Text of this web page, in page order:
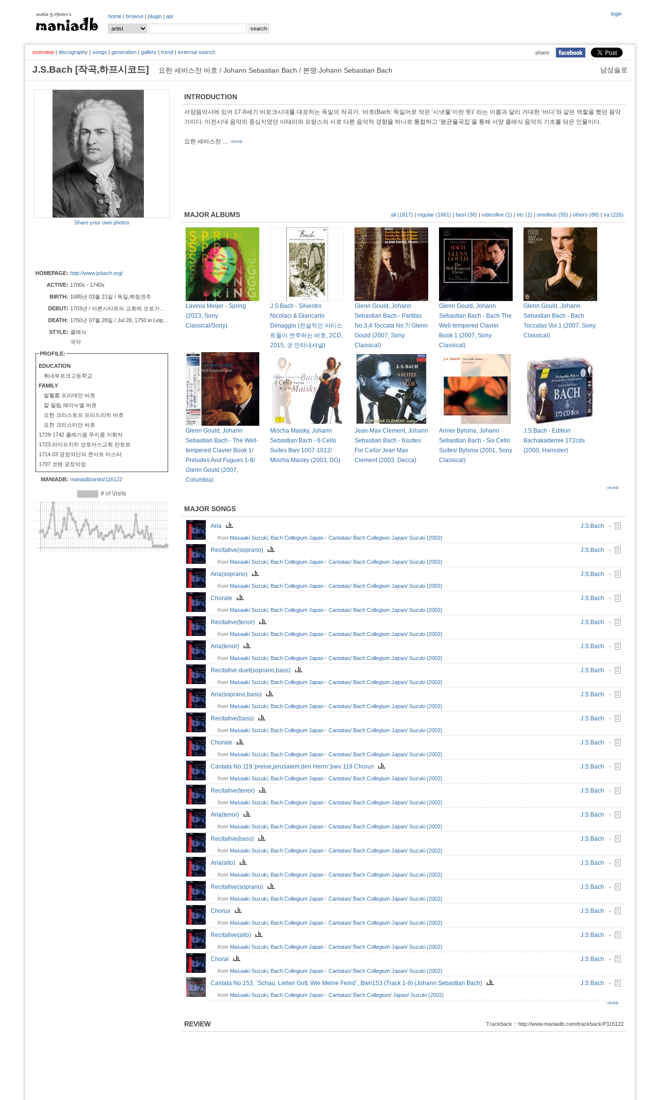
login
home | browse | plugin | api
share:
overview | discography | songs | generation | gallery | trend | external search
남성솔로
J.S.Bach [작곡,하프시코드] 요한 세바스찬 바흐 / Johann Sebastian Bach / 본명:Johann Sebastian Bach
Share your own photos
HOMEPAGE: http://www.jsbach.org/
ACTIVE: 1700s - 1740s
BIRTH: 1685년 03월 21일 / 독일,튀링겐주
DEBUT:
DEATH:
STYLE: 클래식
국악
PROFILE:
EDUCATION
뤼네부르크고등학교
FAMILY
빌헬름 프리데만 바흐
칼 필립 에마누엘 바흐
요한 크리스토프 프리드리히 바흐
요한 크리스티안 바흐
1729-1742 콜레기움 무지쿰 지휘자
1723 라이프치히 성토마스교회 칸토르
1714.03 궁정악단의 콘서트 마스터
1707 코텐 궁정악장
MANIADB: maniadb/artist/116122
INTRODUCTION
서양음악사에 있어 17-8세기 바로크시대를 대표하는 독일의 작곡가. ‘바흐(Bach: 독일어로 작은 ‘시냇물’이란 뜻)’ 라는 이름과 달리 거대한 ‘바다’와 같은 역할을 했던 음악
가이다. 이전시대 음악의 중심지였던 이태리와 프랑스의 서로 다른 음악적 경향을 하나로 통합하고 ‘평균율곡집’을 통해 서양 클래식 음악의 기초를 닦은 인물이다.
요한 세바스찬 ....
MAJOR ALBUMS all (1817) | regular (1661) | best (36) | video/live (1) | etc (1) | omnibus (55) | others (88) | va (226)
Lavinia Meijer - Spring
(2023, Sony
Classical/Sony)
J.S.Bach - Silvestro
Nicolaci & Giancarlo
Dimaggio (전설적인 아티스
트들이 연주하는 바흐, 2CD,
2015, 굿 인터내셔널)
Glenn Gould, Johann
Sebastian Bach - Partitas
No.3,4 Toccata No.7/ Glenn
Gould (2007, Sony
Classical)
Glenn Gould, Johann
Sebastian Bach - Bach The
Well-tempered Clavier
Book 1 (2007, Sony
Classical)
Glenn Gould, Johann
Sebastian Bach - Bach
Toccatas Vol.1 (2007, Sony
Classical)
Glenn Gould, Johann
Sebastian Bach - The Well-
tempered Clavier Book 1/
Preludes And Fugues 1-8/
Glenn Gould (2007,
Columbia)
Mischa Maisky, Johann
Sebastian Bach - 6 Cello
Suites Bwv 1007-1012/
Mischa Maisky (2003, DG)
Jean-Max Clement, Johann
Sebastian Bach - 6suites
For Cello/ Jean Max
Clement (2003, Decca)
Anner Bylsma, Johann
Sebastian Bach - Six Cello
Suites/ Bylsma (2001, Sony
Classical)
J.S.Bach - Edition
Bachakademie 172cds
(2000, Hanssler)
MAJOR SONGS
Aria J.S.Bach -
from Masaaki Suzuki, Bach Collegium Japan - Cantatas/ Bach Collegium Japan/ Suzuki (2002)
Recitative(soprano) J.S.Bach -
from Masaaki Suzuki, Bach Collegium Japan - Cantatas/ Bach Collegium Japan/ Suzuki (2002)
Aria(soprano) J.S.Bach -
from Masaaki Suzuki, Bach Collegium Japan - Cantatas/ Bach Collegium Japan/ Suzuki (2002)
Chorale J.S.Bach -
from Masaaki Suzuki, Bach Collegium Japan - Cantatas/ Bach Collegium Japan/ Suzuki (2002)
Recitative(tenor) J.S.Bach -
from Masaaki Suzuki, Bach Collegium Japan - Cantatas/ Bach Collegium Japan/ Suzuki (2002)
Aria(tenor) J.S.Bach -
from Masaaki Suzuki, Bach Collegium Japan - Cantatas/ Bach Collegium Japan/ Suzuki (2002)
Recitative.duet(soprano,bass) J.S.Bach -
from Masaaki Suzuki, Bach Collegium Japan - Cantatas/ Bach Collegium Japan/ Suzuki (2002)
Aria(soprano,bass) J.S.Bach -
from Masaaki Suzuki, Bach Collegium Japan - Cantatas/ Bach Collegium Japan/ Suzuki (2002)
Recitative(bass) J.S.Bach -
from Masaaki Suzuki, Bach Collegium Japan - Cantatas/ Bach Collegium Japan/ Suzuki (2002)
Chorale J.S.Bach -
from Masaaki Suzuki, Bach Collegium Japan - Cantatas/ Bach Collegium Japan/ Suzuki (2002)
Cantata No.119,'preise,jerusalem,den Herrn',bwv 119 Chorus J.S.Bach -
from Masaaki Suzuki, Bach Collegium Japan - Cantatas/ Bach Collegium Japan/ Suzuki (2002)
Recitative(tenor) J.S.Bach -
from Masaaki Suzuki, Bach Collegium Japan - Cantatas/ Bach Collegium Japan/ Suzuki (2002)
Aria(tenor) J.S.Bach -
from Masaaki Suzuki, Bach Collegium Japan - Cantatas/ Bach Collegium Japan/ Suzuki (2002)
Recitative(bass) J.S.Bach -
from Masaaki Suzuki, Bach Collegium Japan - Cantatas/ Bach Collegium Japan/ Suzuki (2002)
Aria(alto) J.S.Bach -
from Masaaki Suzuki, Bach Collegium Japan - Cantatas/ Bach Collegium Japan/ Suzuki (2002)
Recitative(soprano) J.S.Bach -
from Masaaki Suzuki, Bach Collegium Japan - Cantatas/ Bach Collegium Japan/ Suzuki (2002)
Chorus J.S.Bach -
from Masaaki Suzuki, Bach Collegium Japan - Cantatas/ Bach Collegium Japan/ Suzuki (2002)
Recitative(alto) J.S.Bach -
from Masaaki Suzuki, Bach Collegium Japan - Cantatas/ Bach Collegium Japan/ Suzuki (2002)
Choral J.S.Bach -
from Masaaki Suzuki, Bach Collegium Japan - Cantatas/ Bach Collegium Japan/ Suzuki (2002)
Cantata No.153, `Schau, Lieber Gott, Wie Meine Feind`, Bwn153 (Track 1-9) (Johann Sebastian Bach) J.S.Bach -
from Masaaki Suzuki, Bach Collegium Japan - Cantatas/ Bach Collegium/ Japan/ Suzuki (2002)
REVIEW Trackback :: http://www.maniadb.com/trackback/P116122